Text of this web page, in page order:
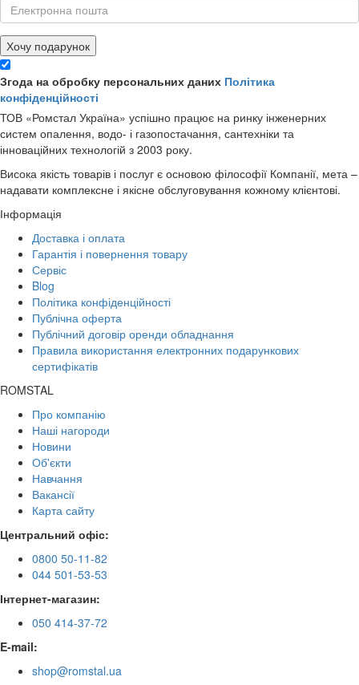
Хочу подарунок
Згода на обробку персональних даних Політика
конфіденційності
ТОВ «Ромстал Україна» успішно працює на ринку інженерних
систем опалення, водо- і газопостачання, сантехніки та
інноваційних технологій з 2003 року.
Висока якість товарів і послуг є основою філософії Компанії, мета –
надавати комплексне і якісне обслуговування кожному клієнтові.
Інформація
Доставка і оплата
Гарантія і повернення товару
Сервіс
Blog
Політика конфіденційності
Публічна оферта
Публічний договір оренди обладнання
Правила використання електронних подарункових
сертифікатів
ROMSTAL
Про компанію
Наші нагороди
Новини
Об'єкти
Навчання
Вакансії
Карта сайту
Центральний офіс:
0800 50-11-82
044 501-53-53
Інтернет-магазин:
050 414-37-72
E-mail:
shop@romstal.ua